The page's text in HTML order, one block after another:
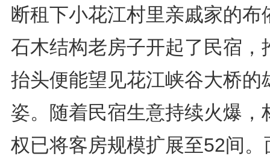
断租下小花江村里亲戚家的布
石木结构老房子开起了民宿，
抬头便能望见花江峡谷大桥的
姿。随着民宿生意持续火爆，
权已将客房规模扩展至52间。